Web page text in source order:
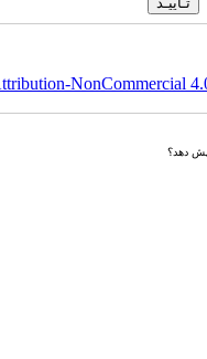
NonCommercial
دهد؟